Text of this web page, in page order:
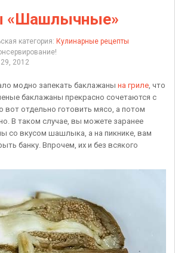
«Шашлычные»
категория: Кулинарные рецепты
2012
модно запекать баклажаны на гриле, что
баклажаны прекрасно сочетаются с
отдельно готовить мясо, а потом
В таком случае, вы можете заранее
со вкусом шашлыка, а на пикнике, вам
банку. Впрочем, их и без всякого